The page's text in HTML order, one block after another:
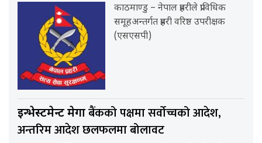
काठमाण्डु – नेपाल प्रहरीले प्राविधिक
समूहअन्तर्गत प्रहरी वरिष्ठ उपरीक्षक
(एसएसपी)
इन्भेस्टमेन्ट मेगाबैंकको पक्षमा सर्वाेच्चको आदेश,
अन्तरिम आदेश छलफलमा बोलावट